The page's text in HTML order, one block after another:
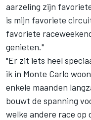
aarzeling zijn
is mijn favoriete
favoriete
genieten."
"Er zit iets heel
ik in Monte Carlo
enkele maanden
bouwt de spanning
welke andere race op